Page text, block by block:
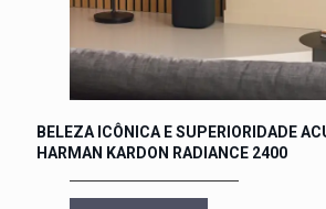
BELEZA ICÔNICA E SUPERIORIDADE
HARMAN KARDON RADIANCE 2400